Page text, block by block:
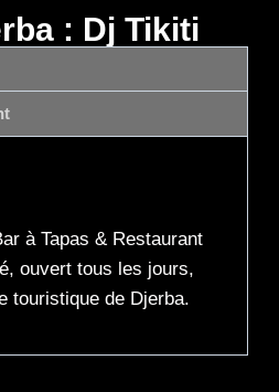
: Dj Tikiti
à Tapas & Restaurant
ouvert tous les jours,
touristique de Djerba.